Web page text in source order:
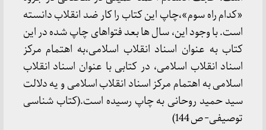
«کدام راه سوم»،چاپ این کتاب را کار ضد انقلاب دانسته
است. با وجود این، سال ها بعد فتواهای چاپ شده در این
کتاب به عنوان اسناد انقلاب اسلامی،به اهتمام مرکز
اسناد انقلاب اسلامی، در کتابی با عنوان اسناد انقلاب
اسلامی به اهتمام مرکز اسناد انقلاب اسلامی و یه دلالت
سید حمید روحانی به چاپ رسیده است.(کتاب شناسی
توصیفی- ص 144)